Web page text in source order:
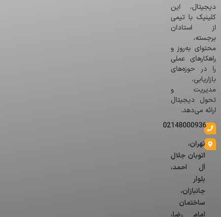
دیجیتال، این
کلینیک با تیمی
از استادان
برجسته،
محتوای به‌روز و
راهکارهای عملی
را در حوزه‌های
بازاریابی،
مدیریت و
تحول دیجیتال
ارائه می‌دهد.
02148000936
تهران،
اتوبان جلال
آل احمد،
بلوار
جانبازان،
ساختمان
امام رضا،